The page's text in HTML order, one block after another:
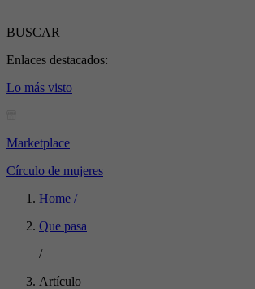
BUSCAR
Enlaces destacados:
Lo más visto
Marketplace
Círculo de mujeres
Home /
Que pasa
/
Artículo